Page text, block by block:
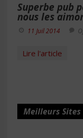
Superbe pub
nous les
11 Juil 2014
Lire l'article
Meilleurs Sites